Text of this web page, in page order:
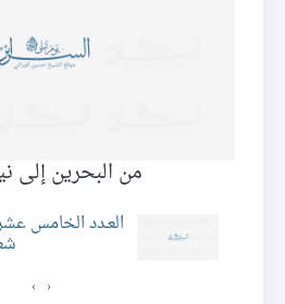
من البحرين إلى
العـدد الخامس
‹
›